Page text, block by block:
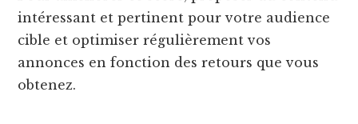
intéressant et pertinent pour votre audience
cible et optimiser régulièrement vos
annonces en fonction des retours que vous
obtenez.